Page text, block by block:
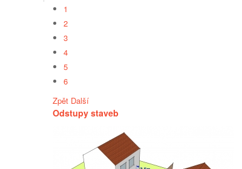
1
2
3
4
5
6
Zpět Další
Odstupy staveb